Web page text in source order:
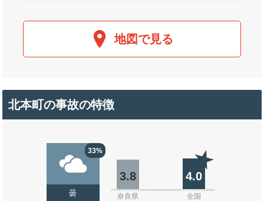
地図で見る
北本町の事故の特徴
33%
曇
3.8 4.0
奈良県 全国